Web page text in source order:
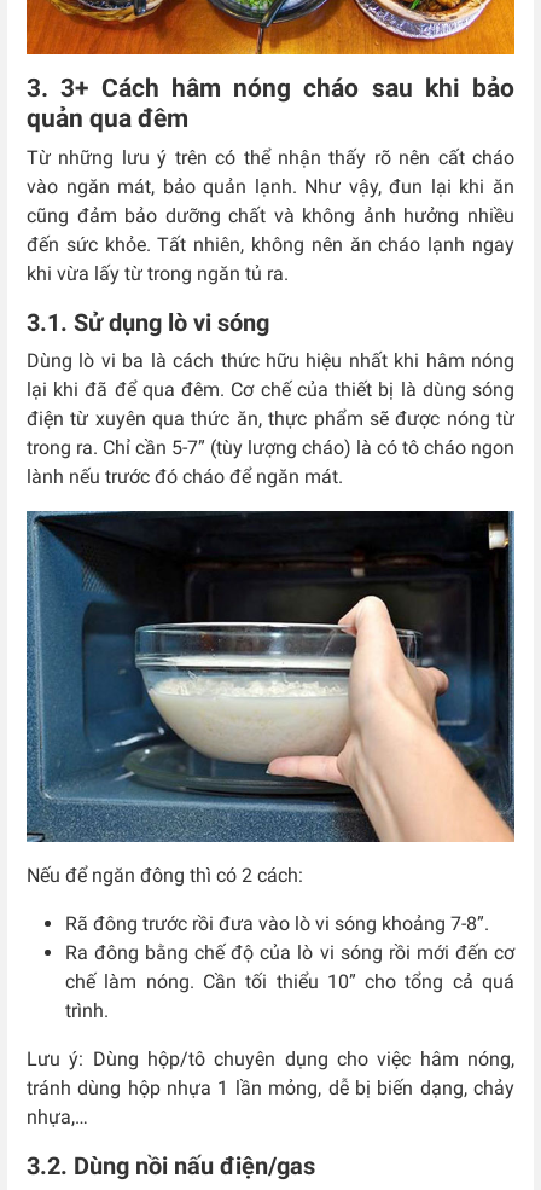
3. 3+ Cách hâm nóng cháo sau khi bảo
quản qua đêm
Từ những lưu ý trên có thể nhận thấy rõ nên cất cháo
vào ngăn mát, bảo quản lạnh. Như vậy, đun lại khi ăn
cũng đảm bảo dưỡng chất và không ảnh hưởng nhiều
đến sức khỏe. Tất nhiên, không nên ăn cháo lạnh ngay
khi vừa lấy từ trong ngăn tủ ra.
3.1. Sử dụng lò vi sóng
Dùng lò vi ba là cách thức hữu hiệu nhất khi hâm nóng
lại khi đã để qua đêm. Cơ chế của thiết bị là dùng sóng
điện từ xuyên qua thức ăn, thực phẩm sẽ được nóng từ
trong ra. Chỉ cần 5-7” (tùy lượng cháo) là có tô cháo ngon
lành nếu trước đó cháo để ngăn mát.
Nếu để ngăn đông thì có 2 cách:
Rã đông trước rồi đưa vào lò vi sóng khoảng 7-8”.
Ra đông bằng chế độ của lò vi sóng rồi mới đến cơ
chế làm nóng. Cần tối thiểu 10” cho tổng cả quá
trình.
Lưu ý: Dùng hộp/tô chuyên dụng cho việc hâm nóng,
tránh dùng hộp nhựa 1 lần mỏng, dễ bị biến dạng, chảy
nhựa,…
3.2. Dùng nồi nấu điện/gas